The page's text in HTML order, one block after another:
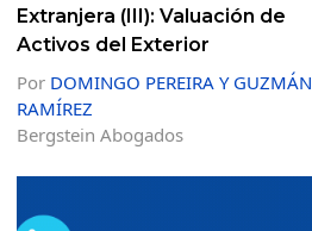
Extranjera (III): Valuación de
Activos del Exterior
Por DOMINGO PEREIRA Y GUZMÁN
RAMÍREZ
Bergstein Abogados